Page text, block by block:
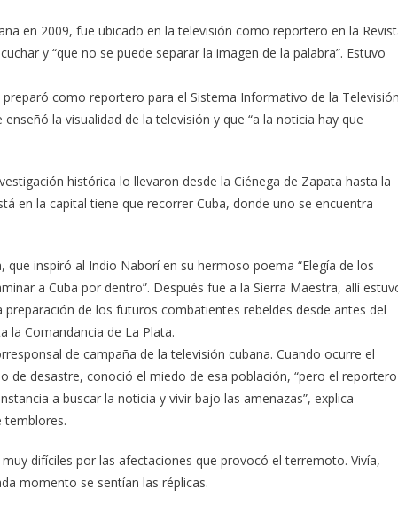
en 2009, fue ubicado en la televisión como reportero en la
y “que no se puede separar la imagen de la palabra”. Estuvo
como reportero para el Sistema Informativo de la
la visualidad de la televisión y que “a la noticia hay que
histórica lo llevaron desde la Ciénega de Zapata hasta la
en la capital tiene que recorrer Cuba, donde uno se encuentra
inspiró al Indio Naborí en su hermoso poema “Elegía de los
a Cuba por dentro”. Después fue a la Sierra Maestra, allí
de los futuros combatientes rebeldes desde antes del
la Comandancia de La Plata.
de campaña de la televisión cubana. Cuando ocurre el
desastre, conoció el miedo de esa población, “pero el reportero
a buscar la noticia y vivir bajo las amenazas”, explica
temblores.
difíciles por las afectaciones que provocó el terremoto. Vivía,
momento se sentían las réplicas.